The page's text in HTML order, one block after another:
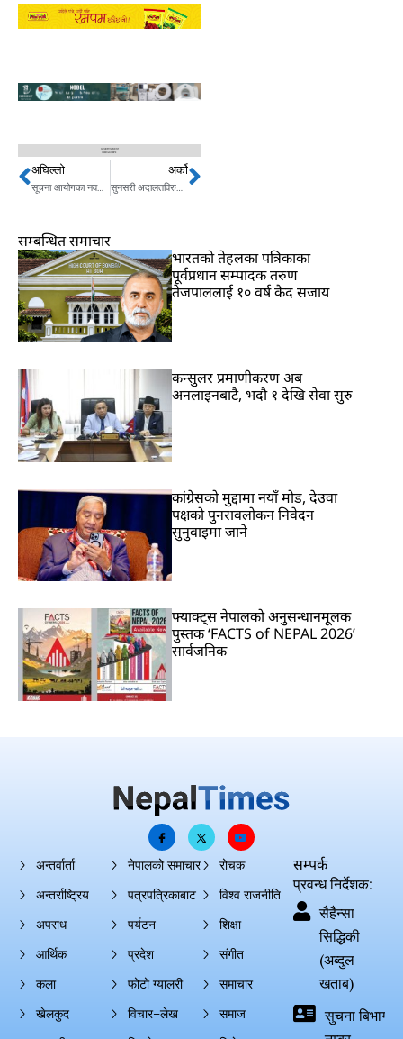
Prev
अघिल्लो
सूचना आयोगका नवनियुक्त प्रमुख आयुक्त र आयुक्तद्वारा शपथ
अर्को
सुनसरी अदालतविरुद्ध सिद्धबाबा पुगे उच्च अदालत Next
सम्बन्धित समाचार
भारतकाे तेहलका पत्रिकाका
पूर्वप्रधान सम्पादक तरुण
तेजपाललाई १० वर्ष कैद सजाय
कन्सुलर प्रमाणीकरण अब
अनलाइनबाटै, भदौ १ देखि सेवा सुरु
कांग्रेसको मुद्दामा नयाँ मोड, देउवा
पक्षको पुनरावलोकन निवेदन
सुनुवाइमा जाने
फ्याक्ट्स नेपालको अनुसन्धानमूलक
पुस्तक ‘FACTS of NEPAL 2026’
सार्वजनिक
अन्तर्वार्ता
अन्तर्राष्ट्रिय
अपराध
आर्थिक
कला
खेलकुद
नेपालको समाचार
पत्रपत्रिकाबाट
पर्यटन
प्रदेश
फोटो ग्यालरी
विचार–लेख
रोचक
विश्व राजनीति
शिक्षा
संगीत
समाचार
समाज
सम्पर्क
प्रवन्ध निर्देशक:
सैहैन्सा
सिद्धिकी
(अब्दुल
खताब)
सुचना बिभाग